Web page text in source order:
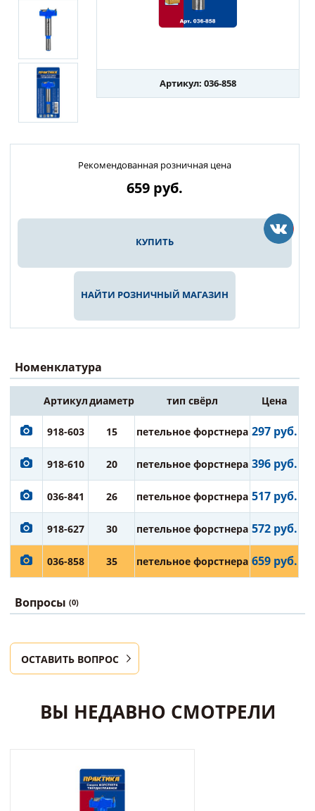
Артикул: 036-858
Рекомендованная розничная цена
659 руб.
КУПИТЬ
НАЙТИ РОЗНИЧНЫЙ МАГАЗИН
Номенклатура
Артикулдиаметр тип свёрл Цена
918-603 15 петельное форстнера 297 руб.
918-610 20 петельное форстнера 396 руб.
036-841 26 петельное форстнера 517 руб.
918-627 30 петельное форстнера 572 руб.
036-858 35 петельное форстнера 659 руб.
Вопросы (0)
ОСТАВИТЬ ВОПРОС
ВЫ НЕДАВНО СМОТРЕЛИ